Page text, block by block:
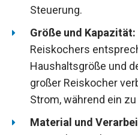
Steuerung.
Größe und Kapazität:
Reiskochers
Haushaltsgröße und
großer Reiskocher
Strom, während ein
Material und